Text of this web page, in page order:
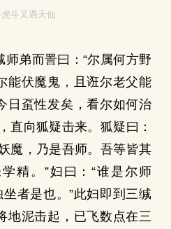
斗又遇天仙
弟而詈曰：“尔属何方野
能伏魔鬼，且诳尔老父能
日虿性发矣，看尔如何治
直向狐疑击来。狐疑曰：
魔，乃是吾师。吾等皆其
精。”妇曰：“谁是尔师
坐者是也。”此妇即到三缄
地泥击起，已飞数点在三